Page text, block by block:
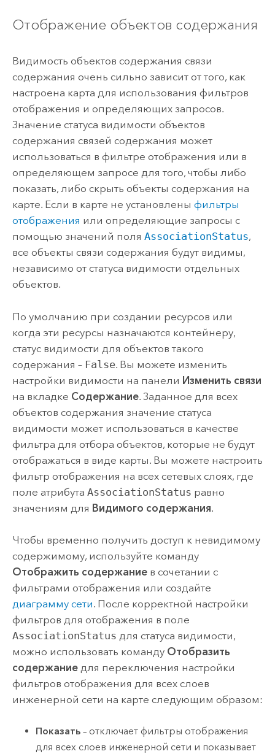
Отображение объектов содержания
Видимость объектов содержания связи
содержания очень сильно зависит от того, как
настроена карта для использования фильтров
отображения и определяющих запросов.
Значение статуса видимости объектов
содержания связей содержания может
использоваться в фильтре отображения или в
определяющем запросе для того, чтобы либо
показать, либо скрыть объекты содержания на
карте. Если в карте не установлены фильтры
отображения или определяющие запросы с
помощью значений поля AssociationStatus,
все объекты связи содержания будут видимы,
независимо от статуса видимости отдельных
объектов.
По умолчанию при создании ресурсов или
когда эти ресурсы назначаются контейнеру,
статус видимости для объектов такого
содержания – False. Вы можете изменить
настройки видимости на панели Изменить связи
на вкладке Содержание. Заданное для всех
объектов содержания значение статуса
видимости может использоваться в качестве
фильтра для отбора объектов, которые не будут
отображаться в виде карты. Вы можете настроить
фильтр отображения на всех сетевых слоях, где
поле атрибута AssociationStatus равно
значениям для Видимого содержания.
Чтобы временно получить доступ к невидимому
содержимому, используйте команду
Отображить содержаниев сочетании с
фильтрами отображения или создайте
диаграмму сети. После корректной настройки
фильтров для отображения в поле
AssociationStatus для статуса видимости,
можно использовать команду Отобразить
содержаниедля переключения настройки
фильтров отображения для всех слоев
инженерной сети на карте следующим образом:
Показать – отключает фильтры отображения
для всех слоев инженерной сети и показывает